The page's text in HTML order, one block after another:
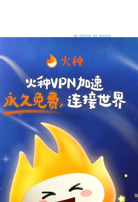
支持[0] 反对[0]
支持[0] 反对
支持
支持 反对 [0]